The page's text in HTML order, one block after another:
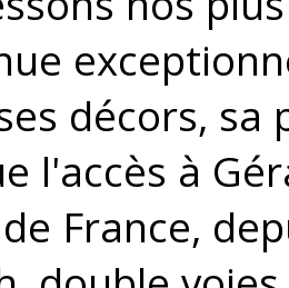
décors, sa
l'accès à
France,